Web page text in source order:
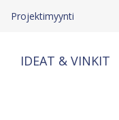
Projektimyynti
IDEAT & VINKIT